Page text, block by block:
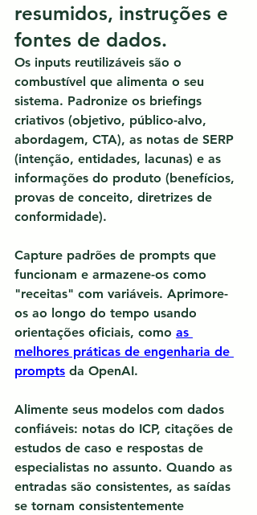
resumidos, instruções e
fontes de dados.
Os inputs reutilizáveis são o
combustível que alimenta o seu
sistema. Padronize os briefings
criativos (objetivo, público-alvo,
abordagem, CTA), as notas de SERP
(intenção, entidades, lacunas) e as
informações do produto (benefícios,
provas de conceito, diretrizes de
conformidade).
Capture padrões de prompts que
funcionam e armazene-os como
"receitas" com variáveis. Aprimore-
os ao longo do tempo usando
orientações oficiais, como as
melhores práticas de engenharia de
prompts da OpenAI.
Alimente seus modelos com dados
confiáveis: notas do ICP, citações de
estudos de caso e respostas de
especialistas no assunto. Quando as
entradas são consistentes, as saídas
se tornam consistentemente